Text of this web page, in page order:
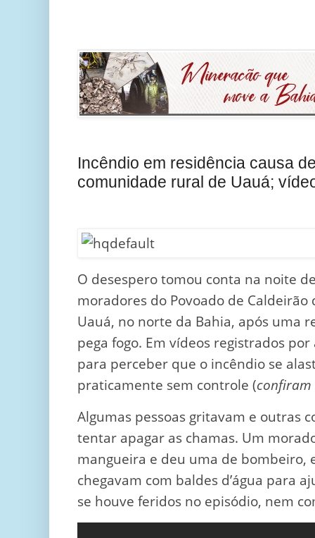
Incêndio em residência causa
comunidade rural de Uauá;
O desespero tomou conta na noite
moradores do Povoado de Caldeirão
Uauá, no norte da Bahia, após uma
pega fogo. Em vídeos registrados
para perceber que o incêndio se
praticamente sem controle (
Algumas pessoas gritavam e outras
tentar apagar as chamas. Um
mangueira e deu uma de bombeiro,
chegavam com baldes d’água para
se houve feridos no episódio, nem